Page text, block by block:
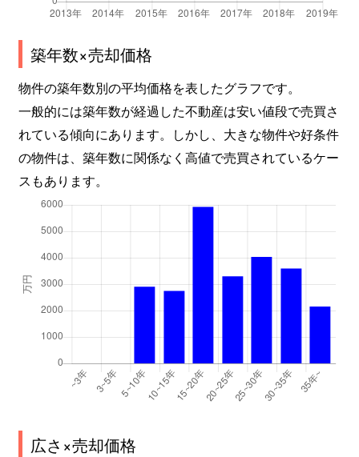
築年数×売却価格
物件の築年数別の平均価格を表したグラフです。
一般的には築年数が経過した不動産は安い値段で売買さ
れている傾向にあります。しかし、大きな物件や好条件
の物件は、築年数に関係なく高値で売買されているケー
スもあります。
広さ×売却価格